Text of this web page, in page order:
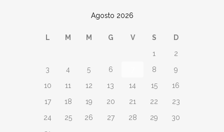
Agosto 2026
L M M G V S
D
1
2
3
4 5 6 8
9
10
11 12 13 14 15
16
17
18 19 20 21 22
23
24
25 26 27 28 29
30